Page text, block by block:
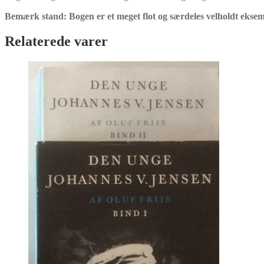
Bemærk stand: Bogen er et meget flot og særdeles velholdt
Relaterede varer